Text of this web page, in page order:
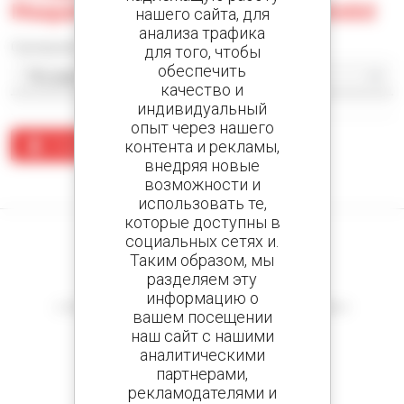
Maquinaria Gonzalvo Sl - Valladolid
Создать предупреждение
По вашему запросу ничего не найдено.
Создайте оповещения
и получайте объявления о поддержанном оборудовании
800 Дилеров
нашего сайта, для
анализа трафика
для того, чтобы
обеспечить
качество и
индивидуальный
опыт через нашего
контента и рекламы,
внедряя новые
возможности и
использовать те,
которые доступны в
социальных сетях и.
Таким образом, мы
разделяем эту
информацию о
вашем посещении
наш сайт с нашими
аналитическими
партнерами,
рекламодателями и